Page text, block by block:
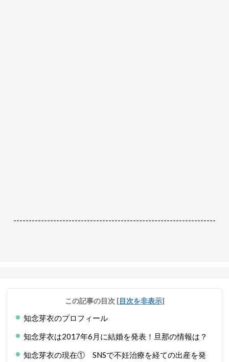
------------------------------------------------------------------
この記事の目次 [目次を非表示]
知念芽衣のプロフィール
知念芽衣は2017年6月に結婚を発表！旦那の情報は？
知念芽衣の現在① SNSで不妊治療を経ての出産を発